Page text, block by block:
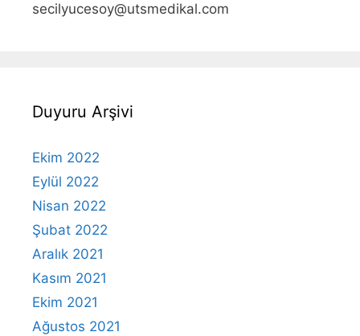
secilyucesoy@utsmedikal.com
Duyuru Arşivi
Ekim 2022
Eylül 2022
Nisan 2022
Şubat 2022
Aralık 2021
Kasım 2021
Ekim 2021
Ağustos 2021